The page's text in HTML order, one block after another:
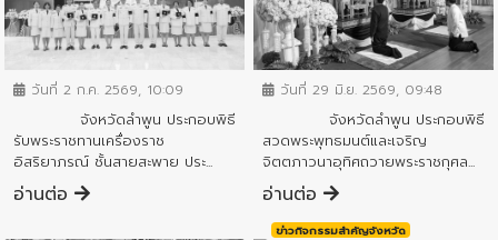
ข่าวกิจกรรมสำคัญจังหวัด
วันที่ 2 ก.ค. 2569, 10:09
จังหวัดลำพูน ประกอบพิธี
รับพระราชทานเครื่องราช
อิสริยาภรณ์ ชั้นสายสะพาย ประ...
อ่านต่อ
ข่าวกิจกรรมสำคัญจังหวัด
วันที่ 29 มิ.ย. 2569, 09:48
จังหวัดลำพูน ประกอบพิธี
สวดพระพุทธมนต์และเจริญ
จิตตภาวนาอุทิศถวายพระราชกุศล...
อ่านต่อ
ข่าวกิจกรรมสำคัญจังหวัด